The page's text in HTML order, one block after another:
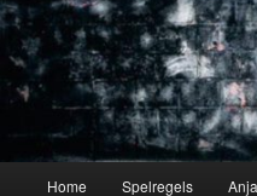
Home Spelregels